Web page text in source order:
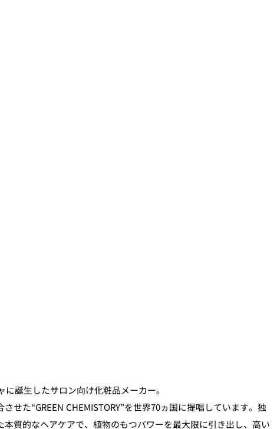
誕生したサロン向け化粧品メーカー。
せた“GREEN CHEMISTORY”を世界70ヵ国に提唱しています。独
本質的なヘアケアで、植物のもつパワーを最大限に引き出し、高い